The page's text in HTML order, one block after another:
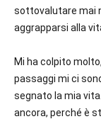
sottovalutare mai
aggrapparsi alla
Mi ha colpito
passaggi mi ci
segnato la mia
ancora, perché è